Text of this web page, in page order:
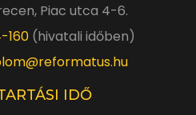
Piac utca 4-6.
160(hivatali időben)
IDŐ